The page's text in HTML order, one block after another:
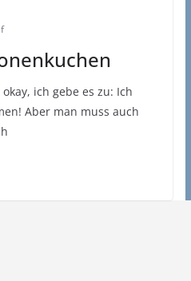
ich gebe es zu: Ich
Aber man muss auch